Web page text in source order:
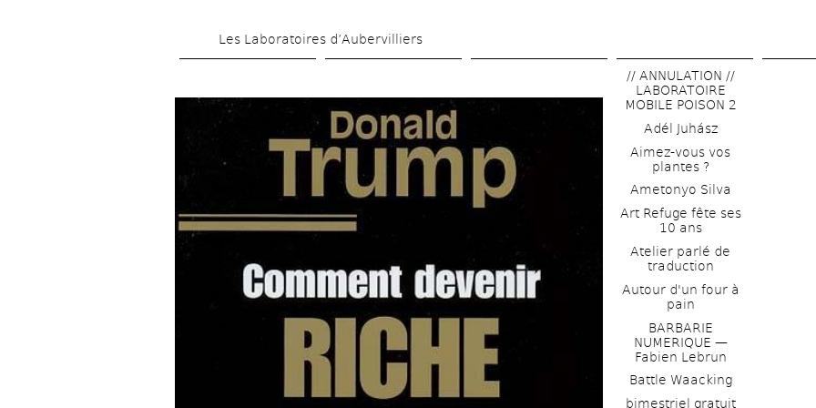
main
Les Laboratoires d’Aubervilliers
// ANNULATION //
LABORATOIRE
MOBILE POISON 2
Adél Juhász
Aimez-vous vos
plantes ?
Ametonyo Silva
Art Refuge fête ses
10 ans
Atelier parlé de
traduction
Autour d'un four à
pain
BARBARIE
NUMERIQUE —
Fabien Lebrun
Battle Waacking
bimestriel gratuit